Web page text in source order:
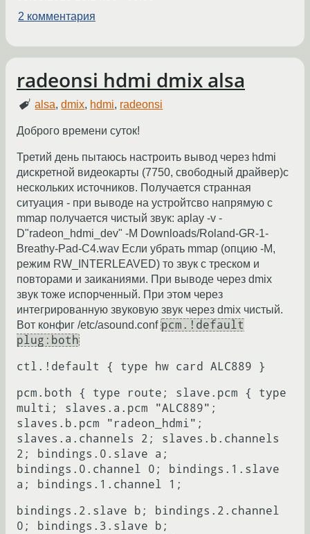
2 комментария
radeonsi hdmi dmix alsa
alsa,dmix, hdmi, radeonsi
Доброго времени суток!
Третий день пытаюсь настроить вывод через hdmi
дискретной видеокарты (7750, свободный драйвер)с
нескольких источников. Получается странная
ситуация - при выводе на устройтсво напрямую с
mmap получается чистый звук: aplay -v -
D"radeon_hdmi_dev" -M Downloads/Roland-GR-1-
Breathy-Pad-C4.wav Если убрать mmap (опцию -M,
режим RW_INTERLEAVED) то звук с треском и
повторами и заиканиями. При выводе через dmix
звук тоже испорченный. При этом через
интегрированную звуковую звук через dmix чистый.
Вот конфиг /etc/asound.conf pcm.!default
plug:both
ctl.!default { type hw card ALC889 }
pcm.both { type route; slave.pcm { type
multi; slaves.a.pcm "ALC889";
slaves.b.pcm "radeon_hdmi";
slaves.a.channels 2; slaves.b.channels
2; bindings.0.slave a;
bindings.0.channel 0; bindings.1.slave
a; bindings.1.channel 1;
bindings.2.slave b; bindings.2.channel
0; bindings.3.slave b;